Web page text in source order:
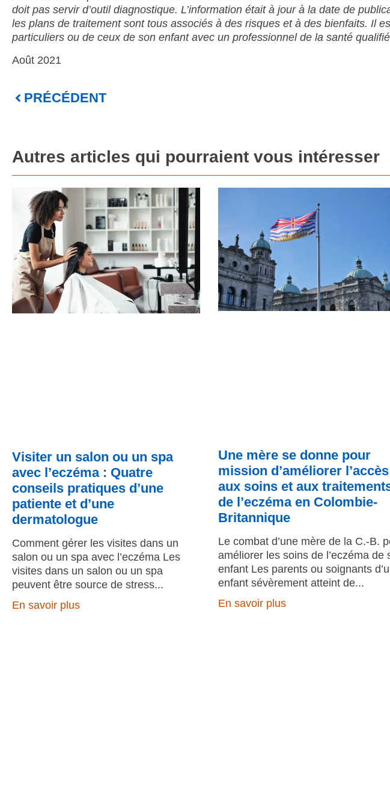
doit pas servir d’outil diagnostique. L’information était à jour à la date de
les plans de traitement sont tous associés à des risques et à des bienfaits. Il
particuliers ou de ceux de son enfant avec un professionnel de la santé
Août 2021
PRÉCÉDENT
Autres articles qui pourraient vous intéresser
Visiter un salon ou un spa
avec l’eczéma : Quatre
conseils pratiques d’une
patiente et d’une
dermatologue
Comment gérer les visites dans un
salon ou un spa avec l’eczéma Les
visites dans un salon ou un spa
peuvent être source de stress
En savoir plus
Une mère se donne pour
mission d’améliorer l’accès
aux soins et aux
de l’eczéma en Colombie-
Britannique
Le combat d’une mère de la C.-B.
améliorer les soins de l’eczéma de
enfant Les parents ou soignants
enfant sévèrement atteint de
En savoir plus